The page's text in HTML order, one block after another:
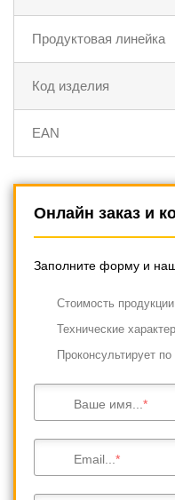
Продуктовая линейка
Код изделия
EAN
Онлайн заказ и
Заполните форму и
Cтоимость
Технические
Проконсультирует
Ваше имя...
Email...